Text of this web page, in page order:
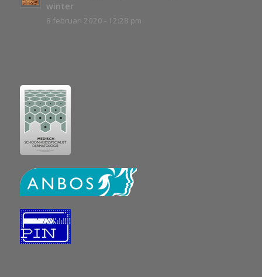
winter
8 februari 2020 - 12:28 pm